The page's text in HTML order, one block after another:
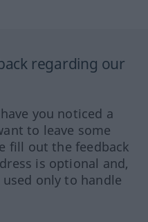
regarding our
you noticed a
to leave some
fill out the feedback
is optional and,
only to handle